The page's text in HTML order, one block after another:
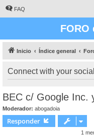
FAQ
FORO
Inicio Índice general
Connect with your
BEC c/ Google Inc.
Moderador: abogadoia
Responder
1